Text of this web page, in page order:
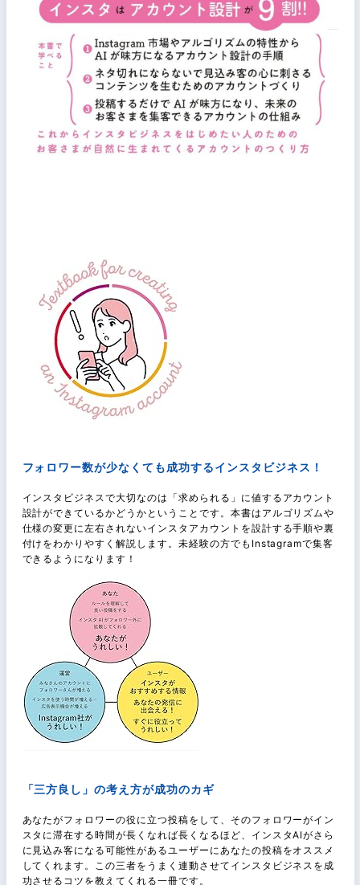
フォロワー数が少なくても成功するインスタビジネス！
インスタビジネスで大切なのは「求められる」に値するアカウント
設計ができているかどうかということです。本書はアルゴリズムや
仕様の変更に左右されないインスタアカウントを設計する手順や裏
付けをわかりやすく解説します。未経験の方でもInstagramで集客
できるようになります！
「三方良し」の考え方が成功のカギ
あなたがフォロワーの役に立つ投稿をして、そのフォロワーがイン
スタに滞在する時間が長くなれば長くなるほど、インスタAIがさら
に見込み客になる可能性があるユーザーにあなたの投稿をオススメ
してくれます。この三者をうまく連動させてインスタビジネスを成
功させるコツを教えてくれる一冊です。